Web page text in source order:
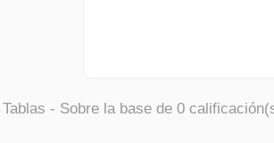
Tablas - Sobre la base de 0